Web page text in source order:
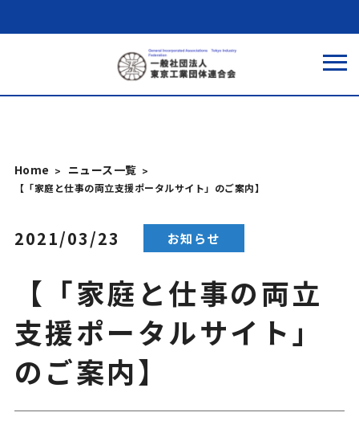
Home ニュース一覧
【「家庭と仕事の両立支援ポータルサイト」のご案内】
2021/03/23 お知らせ
【「家庭と仕事の両立
支援ポータルサイト」
のご案内】